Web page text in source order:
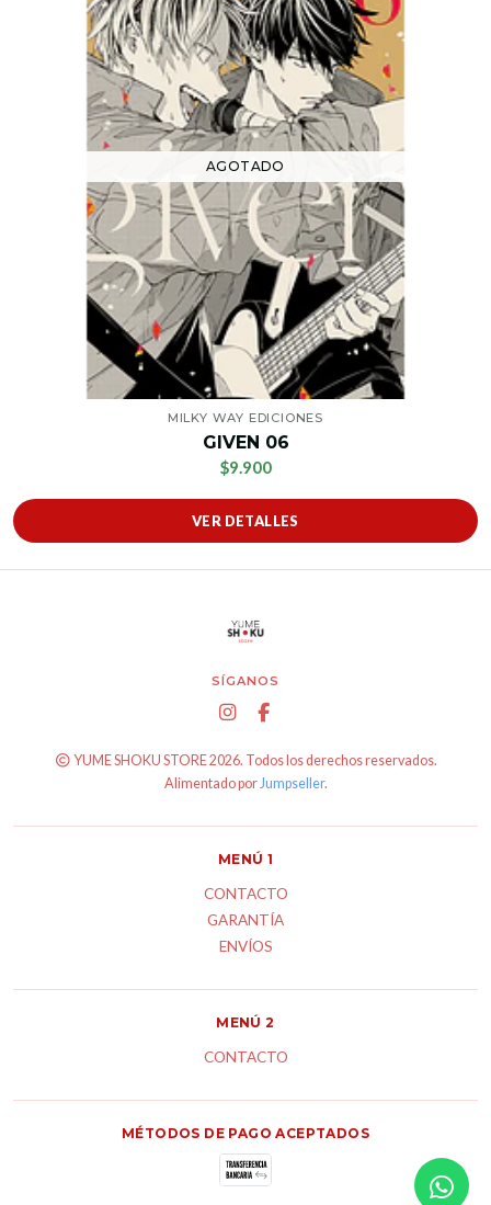
AGOTADO
MILKY WAY EDICIONES
GIVEN 06
$9.900
VER DETALLES
SÍGANOS
YUME SHOKU STORE 2026. Todos los derechos reservados.
Alimentado porJumpseller.
MENÚ 1
CONTACTO
GARANTÍA
ENVÍOS
MENÚ 2
CONTACTO
MÉTODOS DE PAGO ACEPTADOS